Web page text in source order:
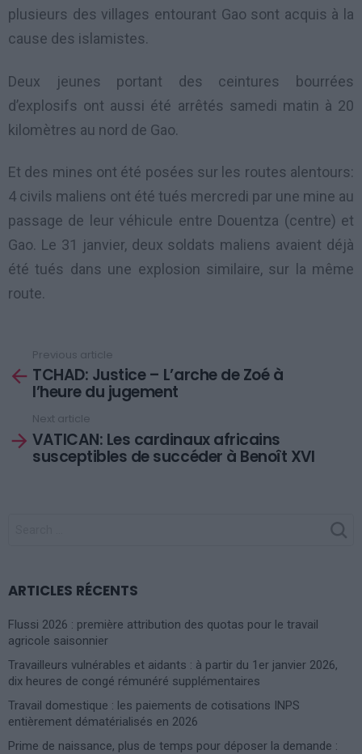
plusieurs des villages entourant Gao sont acquis à la
cause des islamistes.
Deux jeunes portant des ceintures bourrées
d’explosifs ont aussi été arrêtés samedi matin à 20
kilomètres au nord de Gao.
Et des mines ont été posées sur les routes alentours:
4 civils maliens ont été tués mercredi par une mine au
passage de leur véhicule entre Douentza (centre) et
Gao. Le 31 janvier, deux soldats maliens avaient déjà
été tués dans une explosion similaire, sur la même
route.
more
Previous article
TCHAD: Justice – L’arche de Zoé à
l’heure du jugement
Next article
VATICAN: Les cardinaux africains
susceptibles de succéder à Benoît XVI
ARTICLES RÉCENTS
Flussi 2026 : première attribution des quotas pour le travail
agricole saisonnier
Travailleurs vulnérables et aidants : à partir du 1er janvier 2026,
dix heures de congé rémunéré supplémentaires
Travail domestique : les paiements de cotisations INPS
entièrement dématérialisés en 2026
Prime de naissance, plus de temps pour déposer la demande :